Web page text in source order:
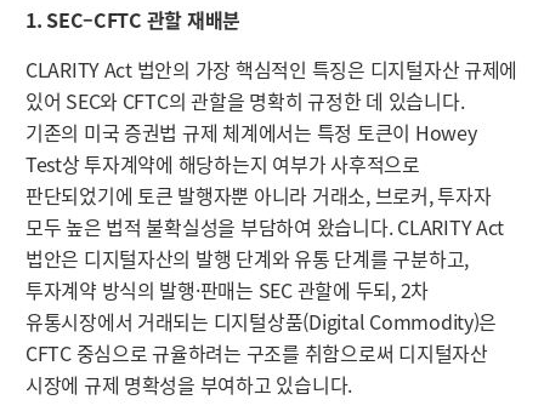
1. SEC–CFTC 관할 재배분
CLARITY Act 법안의 가장 핵심적인 특징은 디지털자산 규제에
있어 SEC와 CFTC의 관할을 명확히 규정한 데 있습니다.
기존의 미국 증권법 규제 체계에서는 특정 토큰이 Howey
Test상 투자계약에 해당하는지 여부가 사후적으로
판단되었기에 토큰 발행자뿐 아니라 거래소, 브로커, 투자자
모두 높은 법적 불확실성을 부담하여 왔습니다. CLARITY Act
법안은 디지털자산의 발행 단계와 유통 단계를 구분하고,
투자계약 방식의 발행·판매는 SEC 관할에 두되, 2차
유통시장에서 거래되는 디지털상품(Digital Commodity)은
CFTC 중심으로 규율하려는 구조를 취함으로써 디지털자산
시장에 규제 명확성을 부여하고 있습니다.